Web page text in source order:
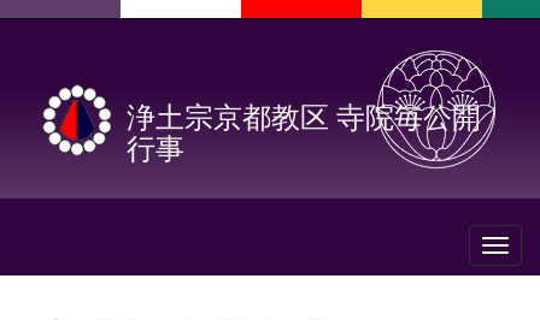
浄土宗京都教区 寺院毎公開
行事
Toggle